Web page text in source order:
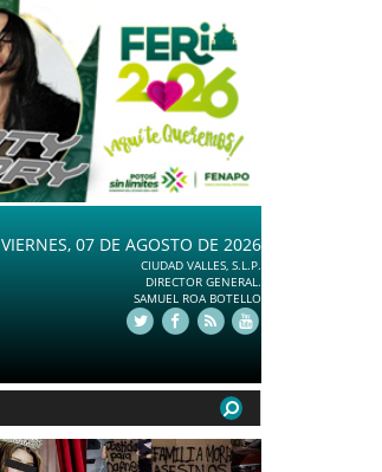
VIERNES, 07 DE AGOSTO DE 2026
CIUDAD VALLES, S.L.P.
DIRECTOR GENERAL.
SAMUEL ROA BOTELLO